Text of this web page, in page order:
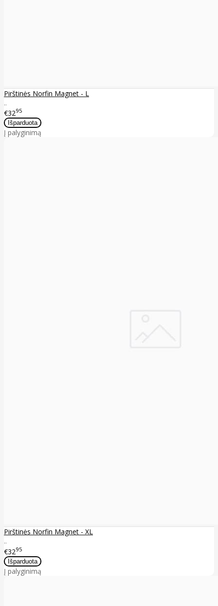
Pirštinės Norfin Magnet - L
..
€3295
Į palyginimą
Pirštinės Norfin Magnet - XL
..
€3295
Į palyginimą